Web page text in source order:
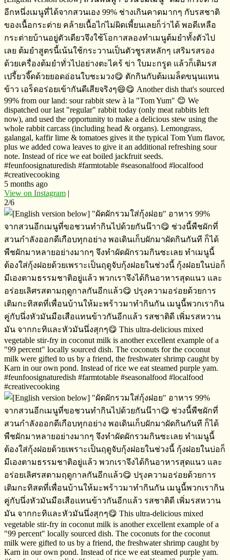
อีกหนึ่งเมนูที่ได้จากสวนเอง​ 99% ช่างเกินคาดมากๆ​ กับรสชาติ
ของ​เนื้อกระต่าย​ คล้ายเนื้อไก่ไม่ผิดเพี้ยนเลยก็ว่าได้​ พอดีเหลือ
กระต่ายบ้านอยู่ตัวเดียวจึงใช้โอกาสลองทำเมนูต้มยำทั้งตัวไป
เลย​ ต้มยำสูตรนี้เน้นใช้กระวานเป็นตัวชูรสหลักๆ เสริมรสรอง
ด้วยเครื่องต้มยำทั่วไปอย่างตะไคร้​ ข่า​ ใบมะกรูด​ แล้วก็เติมรส
เปรี้ยวจี๊ดด้วยยอดอ่อนใบชะมวง😋 ตักกินกับต้มเมล็ดขนุนแทน
ข้าว​ เอร็ดอร่อย​เข้ากันดีเสียจริงๆ😄😋 Another dish that's sourced
99% from our land: sour rabbit stew à la "Tom Yum" 😊 We
dispatched our last "regular" rabbit today (only meat rabbits left
now), and used the opportunity to make a delicious stew using the
whole rabbit carcass (including head & organs). Lemongrass,
galangal, kaffir lime & tomatoes gives it the typical Tom Yum flavor,
plus we added cowa leaves to give it an additional refreshing sour
note. Instead of rice we eat boiled jackfruit seeds.
#feunfoosignaturedish #farmtotable #seasonalfood #localfood
#creativecooking
5 months ago
View on Instagram |
2/6